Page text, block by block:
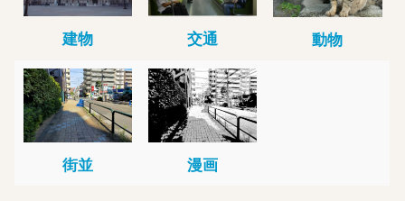
建物 交通 動物
街並 漫画